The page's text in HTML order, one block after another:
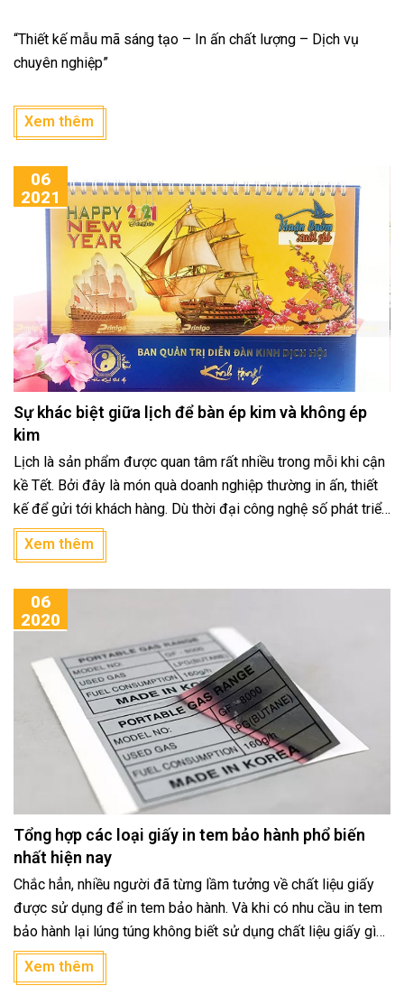
“Thiết kế mẫu mã sáng tạo – In ấn chất lượng – Dịch vụ
chuyên nghiệp”
Xem thêm
Sự khác biệt giữa lịch để bàn ép kim và không ép
kim
Lịch là sản phẩm được quan tâm rất nhiều trong mỗi khi cận
kề Tết. Bởi đây là món quà doanh nghiệp thường in ấn, thiết
kế để gửi tới khách hàng. Dù thời đại công nghệ số phát triển
vượt trội thì cũng không thể thay thế được vai trò của lịch để
bàn. Có rất nhiều cách để tạo ra một quyển lịch ấn tượng cho
những cách được áp dụng nhiều nhất.
Xem thêm
06
2021
Tổng hợp các loại giấy in tem bảo hành phổ biến
nhất hiện nay
Chắc hẳn, nhiều người đã từng lầm tưởng về chất liệu giấy
được sử dụng để in tem bảo hành. Và khi có nhu cầu in tem
bảo hành lại lúng túng không biết sử dụng chất liệu giấy gì
để in tem bảo hành cho phù hợp. Nếu bạn cũng đang rơi vào
tình huống này, thì hãy cùng tham khảo bài viết dưới đây để
Xem thêm
06
2020